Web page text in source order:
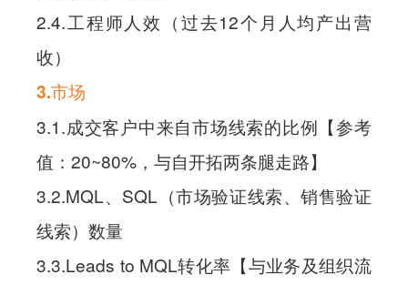
2.4.工程师人效（过去12个月人均产出营
收）
3.市场
3.1.成交客户中来自市场线索的比例【参考
值：20~80%，与自开拓两条腿走路】
3.2.MQL、SQL（市场验证线索、销售验证
线索）数量
3.3.Leads to MQL转化率【与业务及组织流